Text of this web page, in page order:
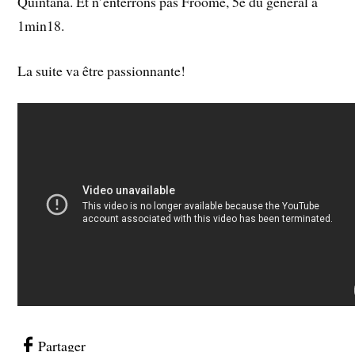
1min18.
La suite va être passionnante!
Partager